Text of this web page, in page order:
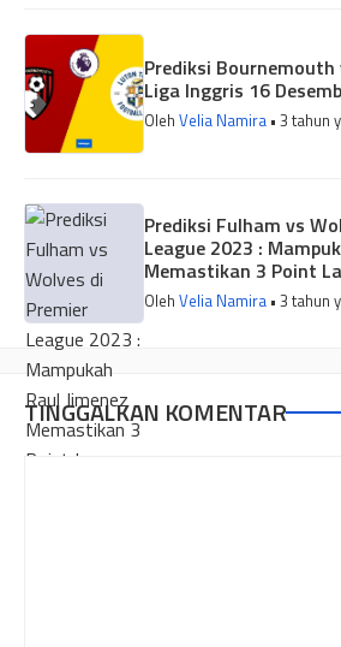
Prediksi
Liga Inggris 16
Oleh Velia Namira • 3 tahun
Prediksi Fulham vs
League 2023 :
Memastikan 3 Point
Oleh Velia Namira • 3 tahun
TINGGALKAN KOMENTAR